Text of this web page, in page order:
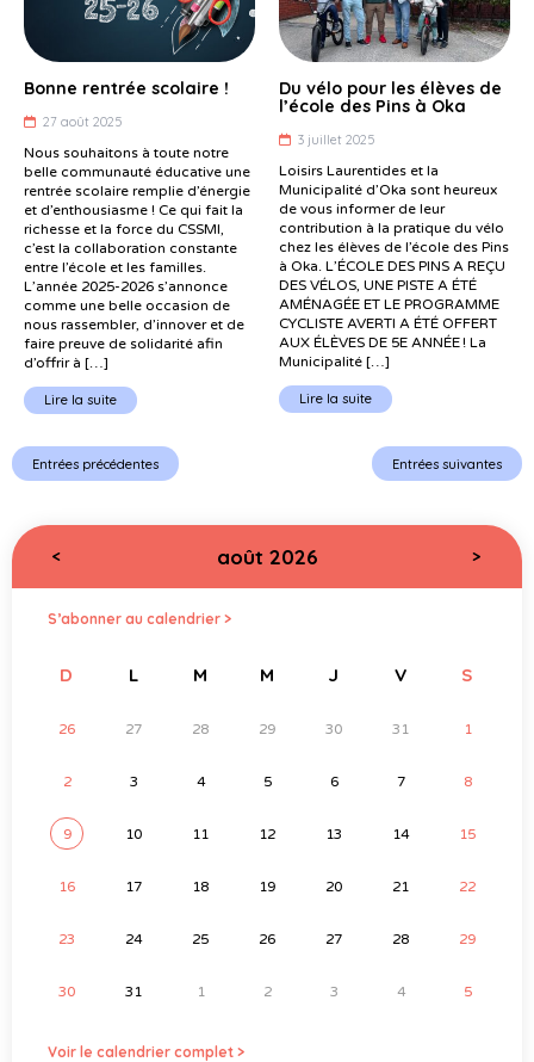
Bonne rentrée scolaire !
27 août 2025
Nous souhaitons à toute notre
belle communauté éducative une
rentrée scolaire remplie d’énergie
et d’enthousiasme ! Ce qui fait la
richesse et la force du CSSMI,
c’est la collaboration constante
entre l’école et les familles.
L’année 2025-2026 s’annonce
comme une belle occasion de
nous rassembler, d’innover et de
faire preuve de solidarité afin
d’offrir à […]
Lire la suite
Du vélo pour les élèves de
l’école des Pins à Oka
3 juillet 2025
Loisirs Laurentides et la
Municipalité d’Oka sont heureux
de vous informer de leur
contribution à la pratique du vélo
chez les élèves de l’école des Pins
à Oka. L’ÉCOLE DES PINS A REÇU
DES VÉLOS, UNE PISTE A ÉTÉ
AMÉNAGÉE ET LE PROGRAMME
CYCLISTE AVERTI A ÉTÉ OFFERT
AUX ÉLÈVES DE 5E ANNÉE ! La
Municipalité […]
Lire la suite
Entrées précédentes Entrées suivantes
< août 2026 >
S’abonner au calendrier >
D L M M J V S
26 27 28 29 30 31 1
2 3 4 5 6 7 8
9 10 11 12 13 14 15
16 17 18 19 20 21 22
23 24 25 26 27 28 29
30 31 1 2 3 4 5
Voir le calendrier complet >